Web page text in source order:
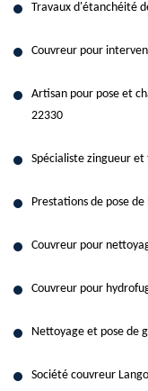
Travaux d'étanchéité
Couvreur pour
Artisan pour pose et
22330
Spécialiste zingueur
Prestations de pose
Couvreur pour
Couvreur pour
Nettoyage et pose de
Société couvreur